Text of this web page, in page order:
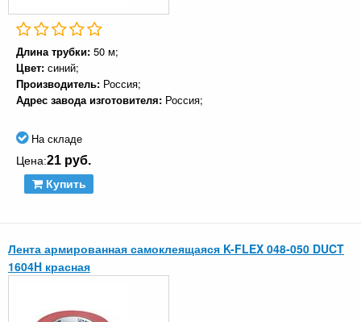
Длина трубки: 50 м;
Цвет: синий;
Производитель: Россия;
Адрес завода изготовителя: Россия;
На складе
Цена:21 руб.
Купить
Лента армированная самоклеящаяся K-FLEX 048-050 DUCT
1604H красная